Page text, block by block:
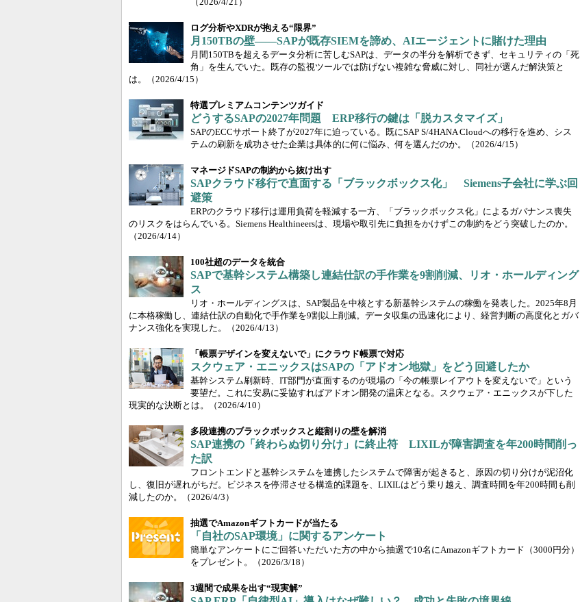
ログ分析やXDRが抱える“限界”
月150TBの壁――SAPが既存SIEMを諦め、AIエージェントに賭けた理由
月間150TBを超えるデータ分析に苦しむSAPは、データの半分を解析できず、セキュリティの「死
角」を生んでいた。既存の監視ツールでは防げない複雑な脅威に対し、同社が選んだ解決策と
は。
（2026/4/15）
特選プレミアムコンテンツガイド
どうするSAPの2027年問題 ERP移行の鍵は「脱カスタマイズ」
SAPのECCサポート終了が2027年に迫っている。既にSAP S/4HANA Cloudへの移行を進め、シス
テムの刷新を成功させた企業は具体的に何に悩み、何を選んだのか。
（2026/4/15）
マネージドSAPの制約から抜け出す
SAPクラウド移行で直面する「ブラックボックス化」 Siemens子会社に学ぶ回
避策
ERPのクラウド移行は運用負荷を軽減する一方、「ブラックボックス化」によるガバナンス喪失
のリスクをはらんでいる。Siemens Healthineersは、現場や取引先に負担をかけずこの制約をどう突破したのか。
（2026/4/14）
100社超のデータを統合
SAPで基幹システム構築し連結仕訳の手作業を9割削減、リオ・ホールディング
ス
リオ・ホールディングスは、SAP製品を中核とする新基幹システムの稼働を発表した。2025年8月
に本格稼働し、連結仕訳の自動化で手作業を9割以上削減。データ収集の迅速化により、経営判断の高度化とガバ
ナンス強化を実現した。
（2026/4/13）
「帳票デザインを変えないで」にクラウド帳票で対応
スクウェア・エニックスはSAPの「アドオン地獄」をどう回避したか
基幹システム刷新時、IT部門が直面するのが現場の「今の帳票レイアウトを変えないで」という
要望だ。これに安易に妥協すればアドオン開発の温床となる。スクウェア・エニックスが下した
現実的な決断とは。
（2026/4/10）
多段連携のブラックボックスと縦割りの壁を解消
SAP連携の「終わらぬ切り分け」に終止符 LIXILが障害調査を年200時間削っ
た訳
フロントエンドと基幹システムを連携したシステムで障害が起きると、原因の切り分けが泥沼化
し、復旧が遅れがちだ。ビジネスを停滞させる構造的課題を、LIXILはどう乗り越え、調査時間を年200時間も削
減したのか。
（2026/4/3）
抽選でAmazonギフトカードが当たる
「自社のSAP環境」に関するアンケート
簡単なアンケートにご回答いただいた方の中から抽選で10名にAmazonギフトカード（3000円分）
をプレゼント。
（2026/3/18）
3週間で成果を出す“現実解”